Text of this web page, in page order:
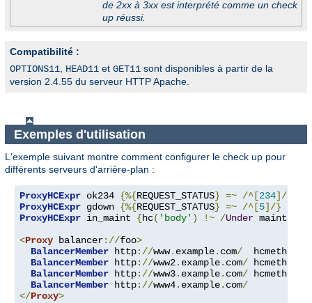
de 2xx à 3xx est interprété comme un check
up réussi.
Compatibilité :
OPTIONS11 HEAD11 et GET11 sont disponibles à partir de la
version 2.4.55 du serveur HTTP Apache.
Exemples d'utilisation
L'exemple suivant montre comment configurer le check up pour
différents serveurs d'arrière-plan :
ProxyHCExpr ok234 {%{REQUEST_STATUS} =~ /^[234]/}
ProxyHCExpr gdown {%{REQUEST_STATUS} =~ /^[5]/}
ProxyHCExpr in_maint {hc( 'body' ) !~ /Under
<Proxy balancer://foo>
BalancerMember http://www. example. com/
  hcmethod
BalancerMember http://www2. example. com/ hcmethod
BalancerMember http://www3. example. com/ hcmethod
BalancerMember http://www4. example. com/
</Proxy>